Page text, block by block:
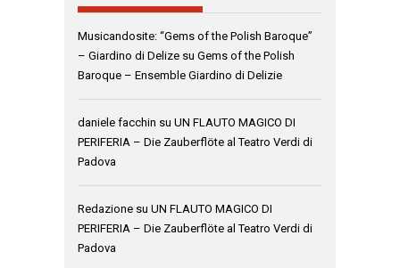
Musicandosite: “Gems of the Polish Baroque”
– Giardino di Delize su Gems of the Polish
Baroque – Ensemble Giardino di Delizie
daniele facchin su UN FLAUTO MAGICO DI
PERIFERIA – Die Zauberflöte al Teatro Verdi di
Padova
Redazione su UN FLAUTO MAGICO DI
PERIFERIA – Die Zauberflöte al Teatro Verdi di
Padova